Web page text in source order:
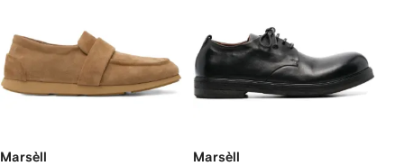
Marsèll Marsèll